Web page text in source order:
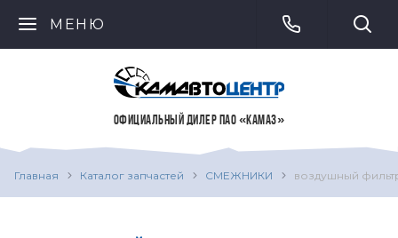
МЕНЮ
ОФИЦИАЛЬНЫЙ ДИЛЕР ПАО «КАМАЗ»
Главная Каталог запчастей СМЕЖНИКИ воздушный фильтр